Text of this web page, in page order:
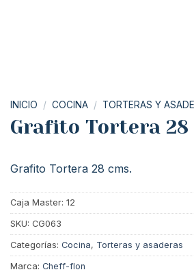
INICIO / COCINA / TORTERAS Y
Grafito Tortera 28
Grafito Tortera 28 cms.
Caja Master: 12
SKU: CG063
Categorías: Cocina, Torteras y asaderas
Marca: Cheff-flon